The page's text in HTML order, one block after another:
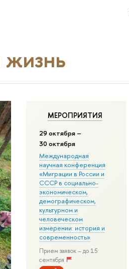
жизнь
МЕРОПРИЯТИЯ
29 октября –
30 октября
Международная
научная конференция
«Миграции в Росcии и
СССР в социально-
экономическом,
демографическом,
культурном и
человеческом
измерении: история и
современность»
Прием заявок – до 15
сентября